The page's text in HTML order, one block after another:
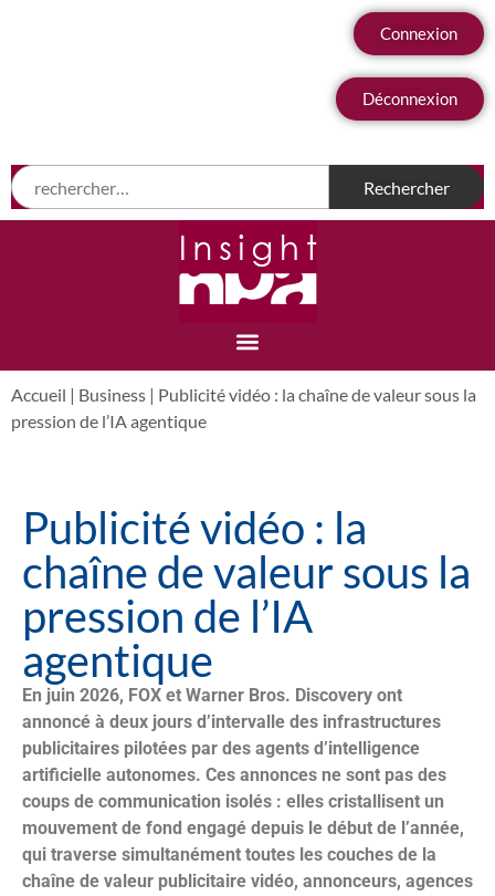
Connexion
Déconnexion
Accueil | Business | Publicité vidéo : la chaîne de valeur sous la
pression de l’IA agentique
Publicité vidéo : la
chaîne de valeur sous la
pression de l’IA
agentique
En juin 2026, FOX et Warner Bros. Discovery ont
annoncé à deux jours d’intervalle des infrastructures
publicitaires pilotées par des agents d’intelligence
artificielle autonomes. Ces annonces ne sont pas des
coups de communication isolés : elles cristallisent un
mouvement de fond engagé depuis le début de l’année,
qui traverse simultanément toutes les couches de la
chaîne de valeur publicitaire vidéo, annonceurs, agences